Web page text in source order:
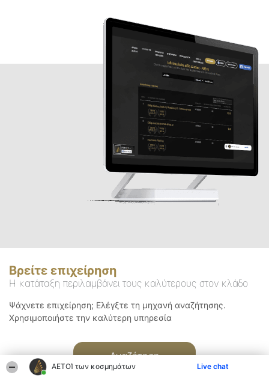
ΑΕΤΟΊ των κοσμημάτων Live chat
Βρείτε επιχείρηση
Η κατάταξη περιλαμβάνει τους καλύτερους στον κλάδο
Ψάχνετε επιχείρηση; Ελέγξτε τη μηχανή αναζήτησης.
Χρησιμοποιήστε την καλύτερη υπηρεσία
Αναζήτηση